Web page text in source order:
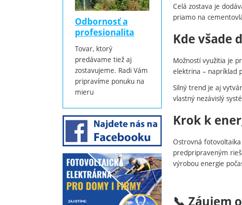
Celá zostava je
priamo na
Kde všade
Možností využitia je
elektrina – napríklad
Silný trend je aj
vlastný nezávislý
Krok k
Ostrovná fotovoltaika
predpripraveným
výrobou energie
📞 Záujem
Odbornosť a
profesionalita
Tovar, ktorý
predávame tiež aj
zostavujeme. Radi Vám
pripravíme ponuku na
mieru